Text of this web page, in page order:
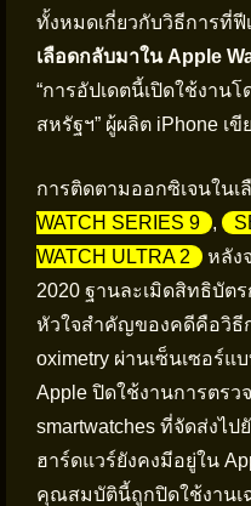
ทั้งหมดเกี่ยวกับวิธีการที่ฟี
เลือดกลับมาใน Apple
“การอัปเดตนี้เปิดใช้งาน
สหรัฐฯ” ผู้ผลิต iPhone เขี
การติดตามออกซิเจนใน
WATCH SERIES 9
,
WATCH ULTRA 2
หลัง
2020 ฐานละเมิดสิทธิบัต
หัวใจสำคัญของคดีคือวิธี
oximetry ผ่านเซ็นเซอร์แ
Apple ปิดใช้งานการตรว
smartwatches ที่จัดส่งไป
ฮาร์ดแวร์ยังคงมีอยู่ใน
คุณสมบัตินี้ถูกปิดใช้งานเ